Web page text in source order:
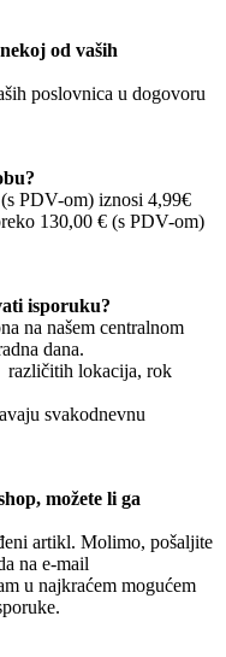
od vaših
poslovnica u dogovoru
PDV-om) iznosi 4,99€
130,00 € (s PDV-om)
isporuku?
na našem centralnom
dana.
različitih lokacija, rok
svakodnevnu
možete li ga
artikl. Molimo, pošaljite
na e-mail
u najkraćem mogućem